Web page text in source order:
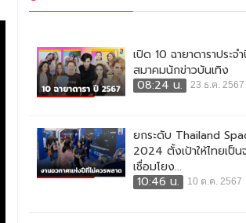
08:24 น.
23 ธ.ค. 2567
เชื่อมโยง...
10:46 น.
10 ต.ค. 2567